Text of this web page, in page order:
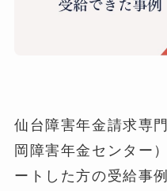
仙台障害年金請求専
岡障害年金センター
ートした方の受給事